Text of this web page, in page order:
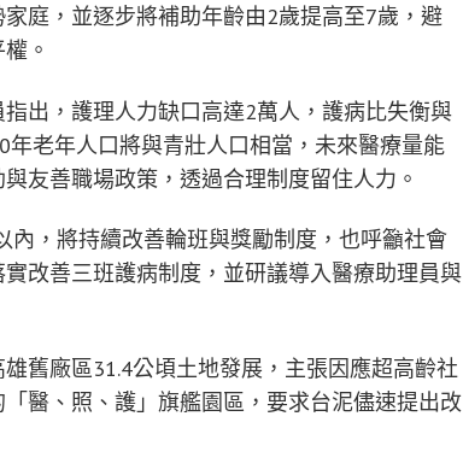
庭，並逐步將補助年齡由2歲提高至7歲，避
。
出，護理人力缺口高達2萬人，護病比失衡與
老年人口將與青壯人口相當，未來醫療量能
友善職場政策，透過合理制度留住人力。
，將持續改善輪班與獎勵制度，也呼籲社會
改善三班護病制度，並研議導入醫療助理員與
舊廠區31.4公頃土地發展，主張因應超高齡社
醫、照、護」旗艦園區，要求台泥儘速提出改